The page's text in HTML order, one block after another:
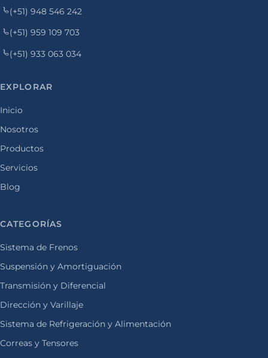
(+51) 948 546 242
(+51) 959 109 703
(+51) 933 063 034
EXPLORAR
Inicio
Nosotros
Productos
Servicios
Blog
CATEGORÍAS
Sistema de Frenos
Suspensión y Amortiguación
Transmisión y Diferencial
Dirección y Varillaje
Sistema de Refrigeración y Alimentación
Correas y Tensores